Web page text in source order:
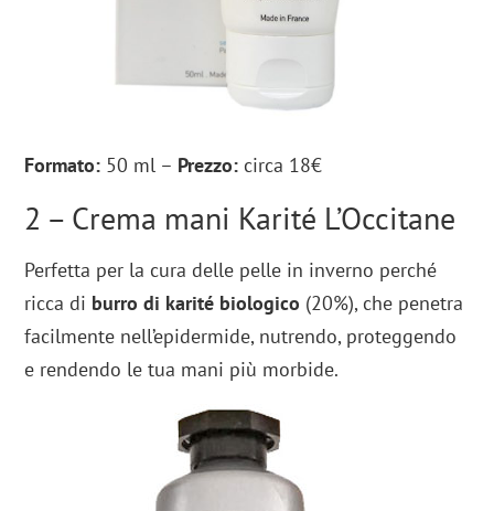
Formato: 50 ml – Prezzo: circa 18€
2 – Crema mani Karité L’Occitane
Perfetta per la cura delle pelle in inverno perché
ricca di burro di karité biologico (20%), che penetra
facilmente nell’epidermide, nutrendo, proteggendo
e rendendo le tua mani più morbide.